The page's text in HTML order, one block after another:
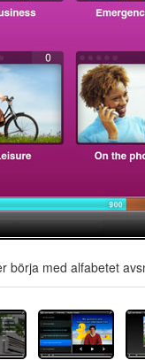
börja med alfabetet